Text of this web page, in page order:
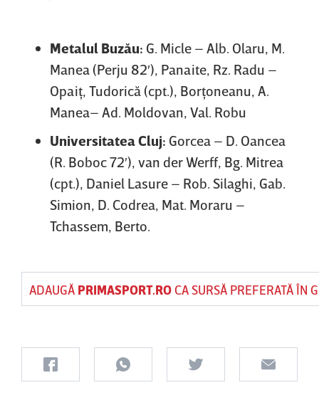
Metalul Buzău: G. Micle – Alb. Olaru, M.
Manea (Perju 82′), Panaite, Rz. Radu –
Opaiţ, Tudorică (cpt.), Borţoneanu, A.
Manea– Ad. Moldovan, Val. Robu
Universitatea Cluj: Gorcea – D. Oancea
(R. Boboc 72′), van der Werff, Bg. Mitrea
(cpt.), Daniel Lasure – Rob. Silaghi, Gab.
Simion, D. Codrea, Mat. Moraru –
Tchassem, Berto.
ADAUGĂ PRIMASPORT.ROCA SURSĂ PREFERATĂ ÎN